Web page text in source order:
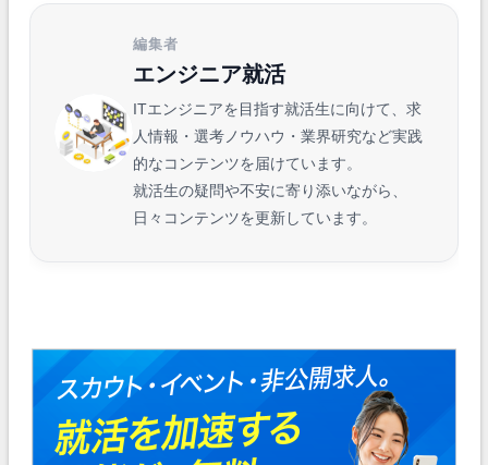
編集者
エンジニア就活
ITエンジニアを目指す就活生に向けて、求
人情報・選考ノウハウ・業界研究など実践
的なコンテンツを届けています。
就活生の疑問や不安に寄り添いながら、
日々コンテンツを更新しています。